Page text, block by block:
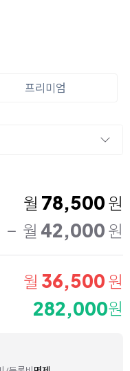
프리미엄
월 78,500 원
월 42,000 원
월 36,500 원
282,000원